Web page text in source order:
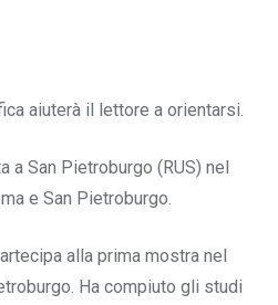
aiuterà il lettore a orientarsi.
a San Pietroburgo (RUS) nel
e San Pietroburgo.
alla prima mostra nel
Ha compiuto gli studi